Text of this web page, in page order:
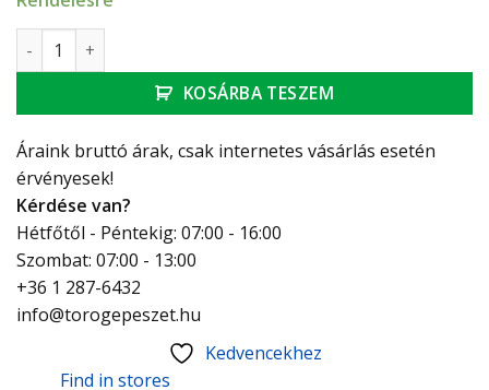
Technik Therm króm könyök 3/8" KB mennyiség
KOSÁRBA TESZEM
Áraink bruttó árak, csak internetes vásárlás esetén
érvényesek!
Kérdése van?
Hétfőtől - Péntekig: 07:00 - 16:00
Szombat: 07:00 - 13:00
+36 1 287-6432
info@torogepeszet.hu
Kedvencekhez
Find in stores